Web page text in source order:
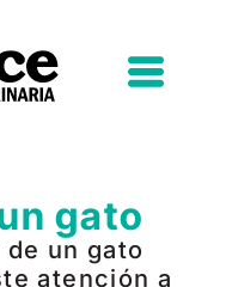
gato
un gato
atención a